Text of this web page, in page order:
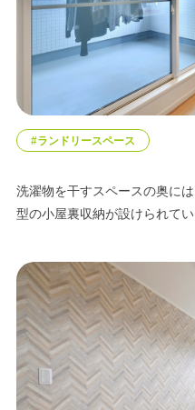
#ランドリースペース
洗濯物を干すスペースの奥に
型の小屋裏収納が設けられてい